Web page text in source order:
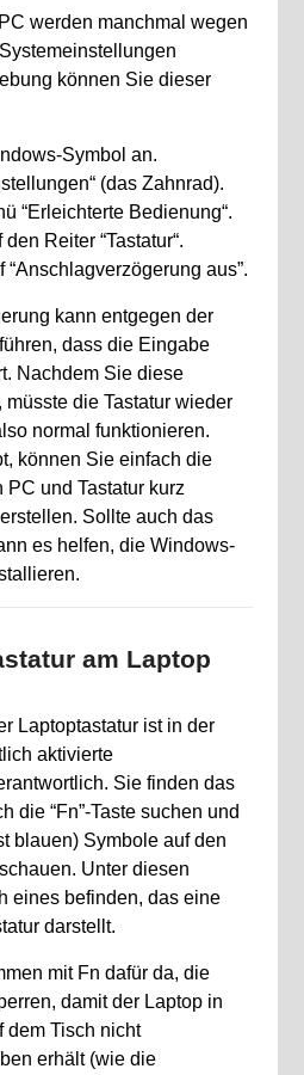
werden manchmal wegen
können Sie dieser
Symbol an.
(das Zahnrad).
“Erleichterte Bedienung“.
Reiter “Tastatur“.
“Anschlagverzögerung aus”.
kann entgegen der
dass die Eingabe
Nachdem Sie diese
die Tastatur wieder
normal funktionieren.
können Sie einfach die
und Tastatur kurz
Sollte auch das
es helfen, die Windows-
am Laptop
Laptoptastatur ist in der
aktivierte
Sie finden das
die “Fn”-Taste suchen und
blauen) Symbole auf den
Unter diesen
eines befinden, das eine
darstellt.
mit Fn dafür da, die
damit der Laptop in
dem Tisch nicht
erhält (wie die